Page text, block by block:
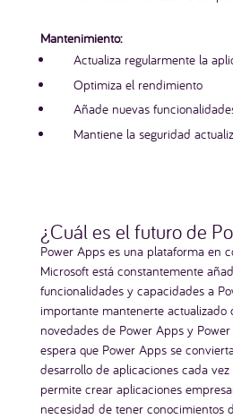
Mantenimiento:
Actualiza regularmente la
Optimiza el rendimiento
Añade nuevas
Mantiene la seguridad
¿Cuál es el futuro de
Power Apps es una plataforma en
Microsoft está constantemente
funcionalidades y capacidades a
importante mantenerte actualizado
novedades de Power Apps y
espera que Power Apps se
desarrollo de aplicaciones cada vez
permite crear aplicaciones
necesidad de tener conocimientos